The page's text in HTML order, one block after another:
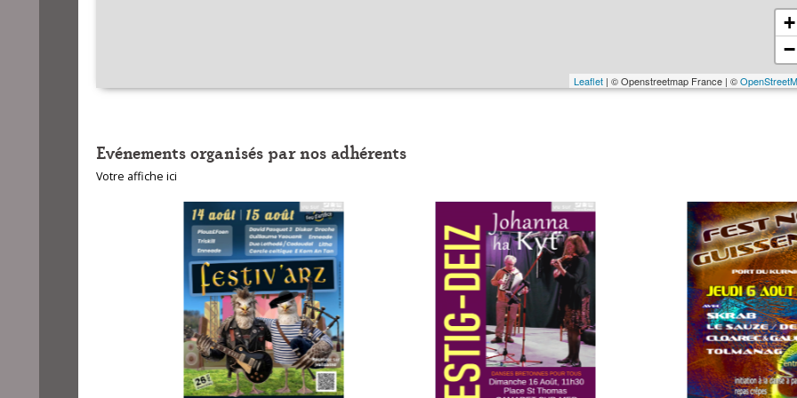
+
−
Leaflet| © Openstreetmap France | ©
Evénements organisés par nos adhérents
Votre affiche ici